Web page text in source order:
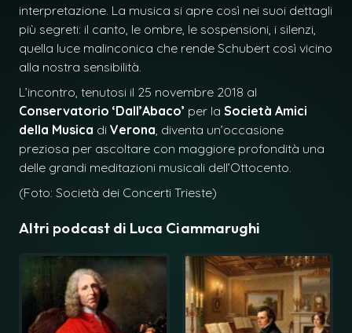
interpretazione. La musica si apre così nei suoi dettagli
più segreti: il canto, le ombre, le sospensioni, i silenzi,
quella luce malinconica che rende Schubert così vicino
alla nostra sensibilità.
L’incontro, tenutosi il 25 novembre 2018 al
Conservatorio ‘Dall’Abaco’ per la Società Amici
della Musica di Verona, diventa un’occasione
preziosa per ascoltare con maggiore profondità una
delle grandi meditazioni musicali dell’Ottocento.
(Foto: Società dei Concerti Trieste)
Altri podcast di Luca Ciammarughi